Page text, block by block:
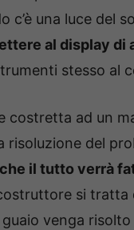
c’è una luce del
al display di
stesso al
costretta ad un
risoluzione del
il tutto verrà
si
venga